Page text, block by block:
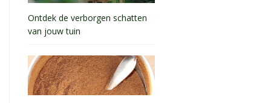
Ontdek de verborgen schatten
van jouw tuin